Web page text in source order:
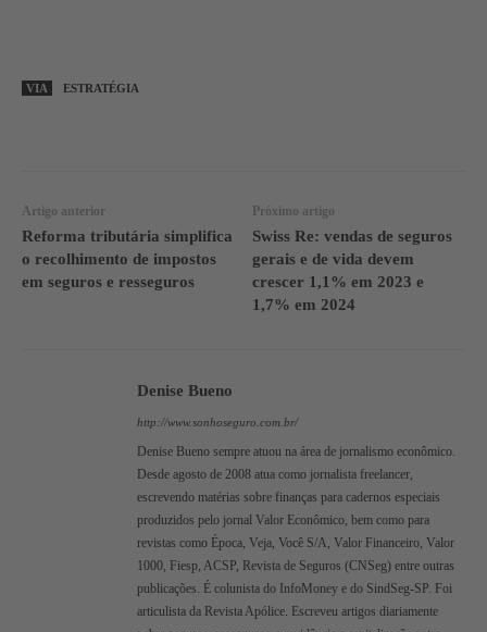
VIA ESTRATÉGIA
Artigo anterior
Reforma tributária simplifica
o recolhimento de impostos
em seguros e resseguros
Próximo artigo
Swiss Re: vendas de seguros
gerais e de vida devem
crescer 1,1% em 2023 e
1,7% em 2024
Denise Bueno
http://www.sonhoseguro.com.br/
Denise Bueno sempre atuou na área de jornalismo econômico.
Desde agosto de 2008 atua como jornalista freelancer,
escrevendo matérias sobre finanças para cadernos especiais
produzidos pelo jornal Valor Econômico, bem como para
revistas como Época, Veja, Você S/A, Valor Financeiro, Valor
1000, Fiesp, ACSP, Revista de Seguros (CNSeg) entre outras
publicações. É colunista do InfoMoney e do SindSeg-SP. Foi
articulista da Revista Apólice. Escreveu artigos diariamente